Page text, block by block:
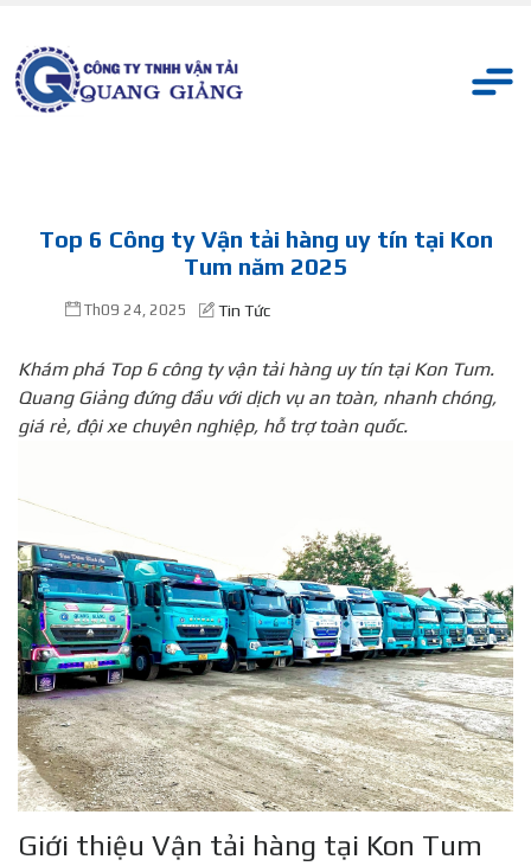
Top 6 Công ty Vận tải hàng uy tín tại Kon
Tum năm 2025
Th09 24, 2025 Tin Tức
Khám phá Top 6 công ty vận tải hàng uy tín tại Kon Tum.
Quang Giảng đứng đầu với dịch vụ an toàn, nhanh chóng,
giá rẻ, đội xe chuyên nghiệp, hỗ trợ toàn quốc.
Giới thiệu Vận tải hàng tại Kon Tum